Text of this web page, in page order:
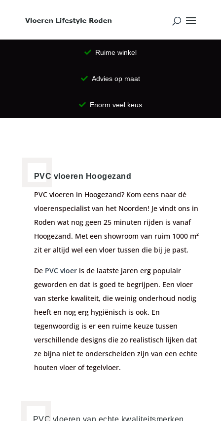
Ruime winkel
Advies op maat
Enorm veel keus
PVC vloeren Hoogezand
PVC vloeren in Hoogezand? Kom eens naar dé
vloerenspecialist van het Noorden! Je vindt ons in
Roden wat nog geen 25 minuten rijden is vanaf
Hoogezand. Met een showroom van ruim 1000 m²
zit er altijd wel een vloer tussen die bij je past.
De PVC vloeris de laatste jaren erg populair
geworden en dat is goed te begrijpen. Een vloer
van sterke kwaliteit, die weinig onderhoud nodig
heeft en nog erg hygiënisch is ook. En
tegenwoordig is er een ruime keuze tussen
verschillende designs die zo realistisch lijken dat
ze bijna niet te onderscheiden zijn van een echte
houten vloer of tegelvloer.
PVC vloeren van echte kwaliteitsmerken